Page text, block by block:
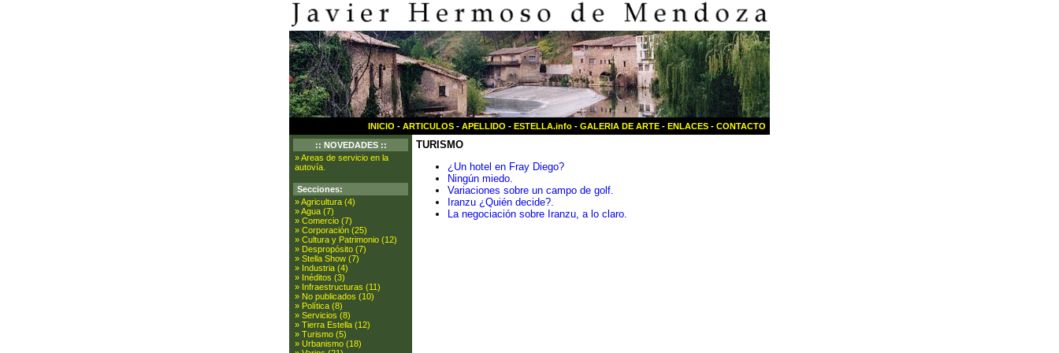
INICIO - ARTICULOS - APELLIDO - ESTELLA.info - GALERIA DE ARTE - ENLACES - CONTACTO
:: NOVEDADES ::
» Areas de servicio en la
autovía.
Secciones:
» Agricultura (4)
» Agua (7)
» Comercio (7)
» Corporación (25)
» Cultura y Patrimonio (12)
» Despropósito (7)
» Stella Show (7)
» Industria (4)
» Inéditos (3)
» Infraestructuras (11)
» No publicados (10)
» Política (8)
» Servicios (8)
» Tierra Estella (12)
» Turismo (5)
» Urbanismo (18)
TURISMO
¿Un hotel en Fray Diego?
Ningún miedo.
Variaciones sobre un campo de golf.
Iranzu ¿Quién decide?.
La negociación sobre Iranzu, a lo claro.